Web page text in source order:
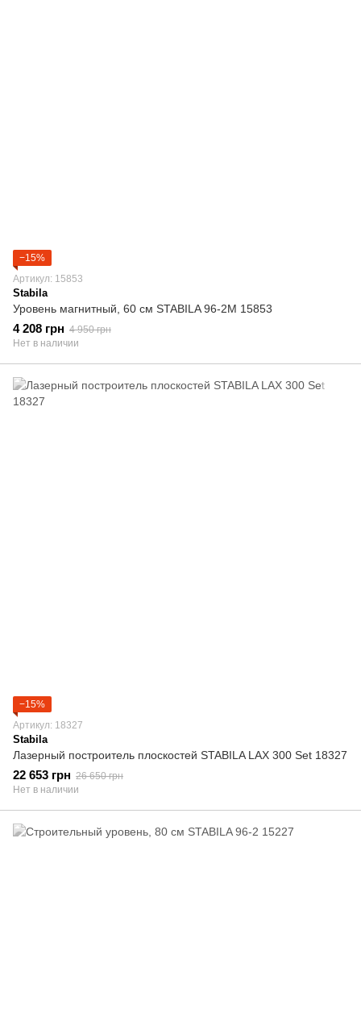
−15%
Артикул: 15853
Stabila
Уровень магнитный, 60 cм STABILA 96-2M 15853
4 208 грн 4 950 грн
Нет в наличии
−15%
Артикул: 18327
Stabila
Лазерный построитель плоскостей STABILA LAX 300 Set 18327
22 653 грн 26 650 грн
Нет в наличии